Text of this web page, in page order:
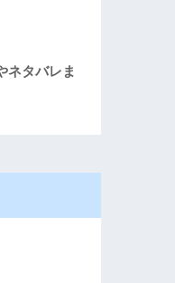
ネタバレま